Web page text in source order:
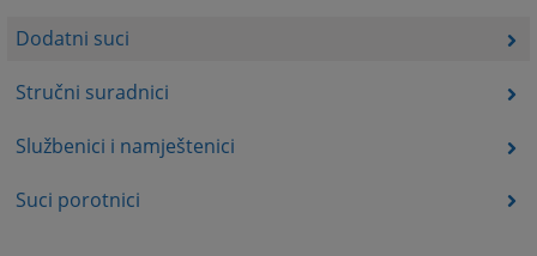
Dodatni suci
Stručni suradnici
Službenici i namještenici
Suci porotnici